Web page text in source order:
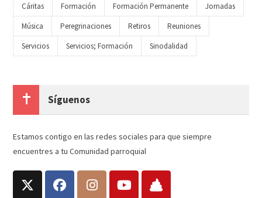
Cáritas
Formación Formación Permanente
Jornadas
Música
Peregrinaciones Retiros
Reuniones
Servicios
Servicios; Formación Sinodalidad
Síguenos
Estamos contigo en las redes sociales para que siempre
encuentres a tu Comunidad parroquial